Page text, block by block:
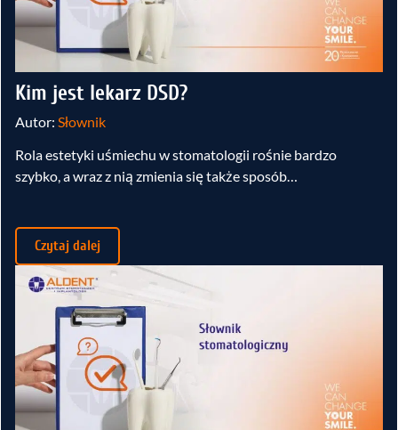
Kim jest lekarz DSD?
Autor: Słownik
Rola estetyki uśmiechu w stomatologii rośnie bardzo
szybko, a wraz z nią zmienia się także sposób…
Czytaj dalej